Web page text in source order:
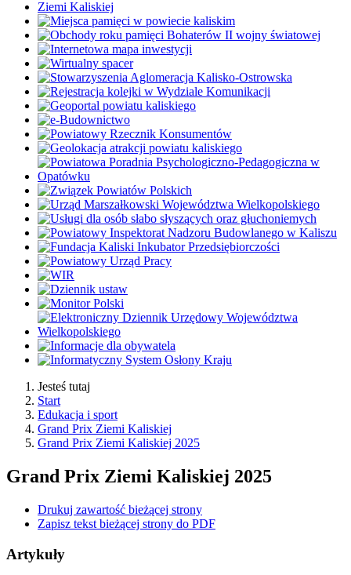
Jesteś tutaj
Start
Edukacja i sport
Grand Prix Ziemi Kaliskiej
Grand Prix Ziemi Kaliskiej 2025
Grand Prix Ziemi Kaliskiej 2025
Drukuj zawartość bieżącej strony
Zapisz tekst bieżącej strony do PDF
Artykuły